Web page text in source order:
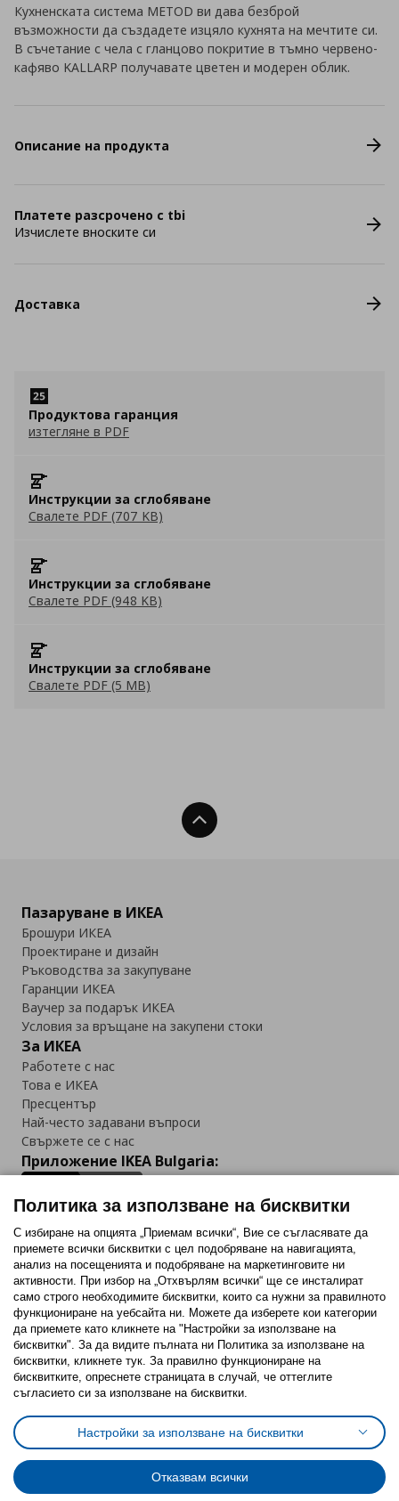
Кухненската система METOD ви дава безброй
възможности да създадете изцяло кухнята на мечтите си.
В съчетание с чела с гланцово покритие в тъмно червено-
кафяво KALLARP получавате цветен и модерен облик.
Описание на продукта
Платете разсрочено с tbi
Изчислете вноските си
Доставка
Продуктова гаранция
изтегляне в PDF
Инструкции за сглобяване
Свалете PDF (707 KB)
Инструкции за сглобяване
Свалете PDF (948 KB)
Инструкции за сглобяване
Свалете PDF (5 MB)
Нагоре
Пазаруване в ИКЕА
Брошури ИКЕА
Проектиране и дизайн
Ръководства за закупуване
Гаранции ИКЕА
Ваучер за подарък ИКЕА
Условия за връщане на закупени стоки
За ИКЕА
Работете с нас
Това е ИКЕА
Пресцентър
Най-често задавани въпроси
Свържете се с нас
Приложение IKEA Bulgaria:
Последвайте ни:
FacebookTwitterYoutubePinterestInstagram
Политика за използване на бисквитки (Cookies)
Избор на настройки за използване на бисквитки
Условия за ползване на ikea.bgОбща политика за личните данни
Политика за защита на личните данни на ikea.bg
Общи условия на програма IKEA Family
Политика за защита на лични данни на програма IKEA Family
Политика за използване на бисквитки
С избиране на опцията „Приемам всички“, Вие се съгласявате да
приемете всички бисквитки с цел подобряване на навигацията,
анализ на посещенията и подобряване на маркетинговите ни
активности. При избор на „Отхвърлям всички“ ще се инсталират
само строго необходимитe бисквитки, които са нужни за правилното
функциониране на уебсайта ни. Можете да изберете кои категории
да приемете като кликнете на "Настройки за използване на
бисквитки". За да видите пълната ни Политика за използване на
бисквитки, кликнете тук. За правилно функциониране на
бисквитките, опреснете страницата в случай, че оттеглите
съгласието си за използване на бисквитки.
Настройки за използване на бисквитки
Отказвам всички